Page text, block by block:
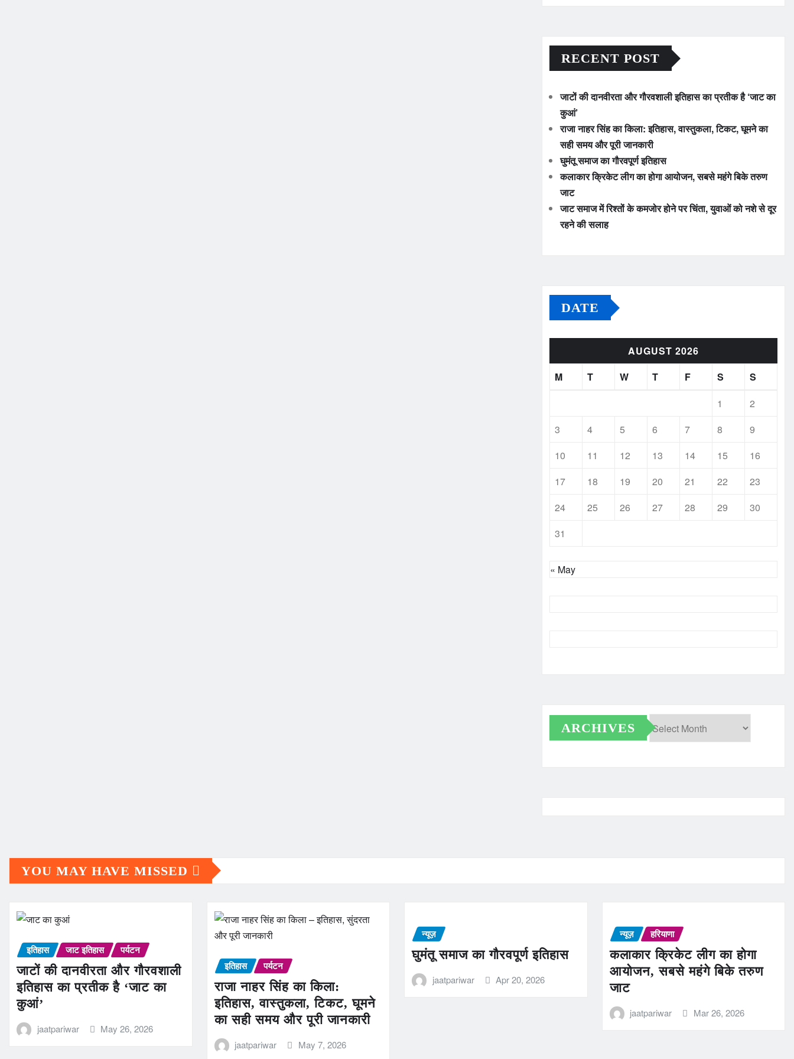
RECENT POST
जाटों की दानवीरता और गौरवशाली इतिहास का प्रतीक है ‘जाट का
कुआं’
राजा नाहर सिंह का किला: इतिहास, वास्तुकला, टिकट, घूमने का
सही समय और पूरी जानकारी
घुमंतू समाज का गौरवपूर्ण इतिहास
कलाकार क्रिकेट लीग का होगा आयोजन, सबसे महंगे बिके तरुण
जाट
जाट समाज में रिश्तों के कमजोर होने पर चिंता, युवाओं को नशे से दूर
रहने की सलाह
DATE
AUGUST 2026
M
T W T F S
S
1
2
3
4 5 6 7 8
9
10
11 12 13 14 15
16
17
18 19 20 21 22
23
24
25 26 27 28 29
30
31
« May
ARCHIVES
YOU MAY HAVE MISSED
इतिहास जाट इतिहास पर्यटन
जाटों की दानवीरता और गौरवशाली
इतिहास का प्रतीक है ‘जाट का
कुआं’
jaatpariwar May 26, 2026
इतिहास पर्यटन
राजा नाहर सिंह का किला:
इतिहास, वास्तुकला, टिकट, घूमने
का सही समय और पूरी जानकारी
jaatpariwar May 7, 2026
न्यूज़
घुमंतू समाज का गौरवपूर्ण इतिहास
jaatpariwar Apr 20, 2026
न्यूज़ हरियाणा
कलाकार क्रिकेट लीग का होगा
आयोजन, सबसे महंगे बिके तरुण
जाट
jaatpariwar Mar 26, 2026